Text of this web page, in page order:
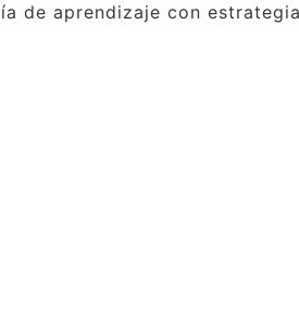
de aprendizaje con